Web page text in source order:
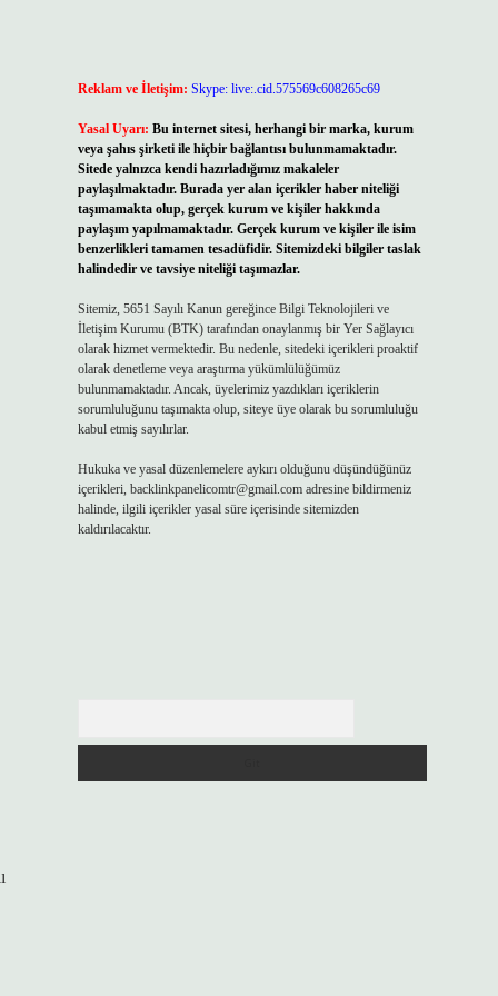
Reklam ve İletişim: Skype: live:.cid.575569c608265c69
Yasal Uyarı: Bu internet sitesi, herhangi bir marka, kurum
veya şahıs şirketi ile hiçbir bağlantısı bulunmamaktadır.
Sitede yalnızca kendi hazırladığımız makaleler
paylaşılmaktadır. Burada yer alan içerikler haber niteliği
taşımamakta olup, gerçek kurum ve kişiler hakkında
paylaşım yapılmamaktadır. Gerçek kurum ve kişiler ile isim
benzerlikleri tamamen tesadüfidir. Sitemizdeki bilgiler taslak
halindedir ve tavsiye niteliği taşımazlar.
Sitemiz, 5651 Sayılı Kanun gereğince Bilgi Teknolojileri ve
İletişim Kurumu (BTK) tarafından onaylanmış bir Yer Sağlayıcı
olarak hizmet vermektedir. Bu nedenle, sitedeki içerikleri proaktif
olarak denetleme veya araştırma yükümlülüğümüz
bulunmamaktadır. Ancak, üyelerimiz yazdıkları içeriklerin
sorumluluğunu taşımakta olup, siteye üye olarak bu sorumluluğu
kabul etmiş sayılırlar.
Hukuka ve yasal düzenlemelere aykırı olduğunu düşündüğünüz
içerikleri, backlinkpanelicomtr@gmail.comadresine bildirmeniz
halinde, ilgili içerikler yasal süre içerisinde sitemizden
kaldırılacaktır.